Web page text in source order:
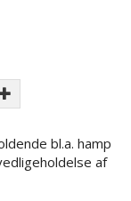
bl.a. hamp
af